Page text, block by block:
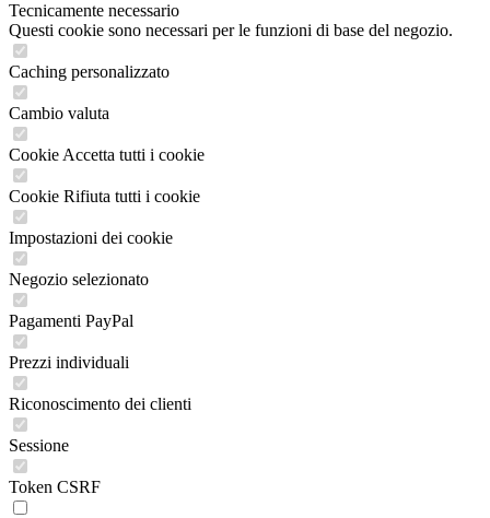
Tecnicamente necessario
Questi cookie sono necessari per le funzioni di base del negozio.
Caching personalizzato
Cambio valuta
Cookie Accetta tutti i cookie
Cookie Rifiuta tutti i cookie
Impostazioni dei cookie
Negozio selezionato
Pagamenti PayPal
Prezzi individuali
Riconoscimento dei clienti
Sessione
Token CSRF